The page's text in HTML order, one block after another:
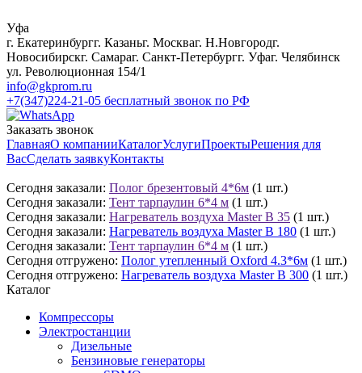
Уфа
г. Екатеринбургг. Казаньг. Москваг. Н.Новгородг.
Новосибирскг. Самараг. Санкт-Петербургг. Уфаг. Челябинск
ул. Революционная 154/1
info@gkprom.ru
+7(347)224-21-05 бесплатный звонок по РФ
Заказать звонок
ГлавнаяО компанииКаталогУслугиПроектыРешения для
ВасСделать заявкуКонтакты
Сегодня заказали: Полог брезентовый 4*6м (1 шт.)
Сегодня заказали: Тент тарпаулин 6*4 м (1 шт.)
Сегодня заказали: Нагреватель воздуха Master B 35 (1 шт.)
Сегодня заказали: Нагреватель воздуха Master B 180 (1 шт.)
Сегодня заказали: Тент тарпаулин 6*4 м (1 шт.)
Сегодня отгружено: Полог утепленный Oxford 4.3*6м (1 шт.)
Сегодня отгружено: Нагреватель воздуха Master B 300 (1 шт.)
Каталог
Компрессоры
Электростанции
Дизельные
Бензиновые генераторы